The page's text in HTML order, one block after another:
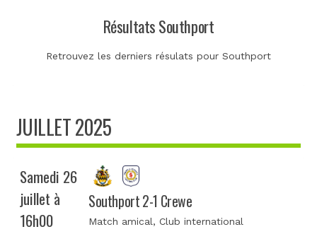
Résultats Southport
Retrouvez les derniers résulats pour Southport
JUILLET 2025
Samedi 26
juillet à
16h00
Southport 2-1 Crewe
Match amical, Club international